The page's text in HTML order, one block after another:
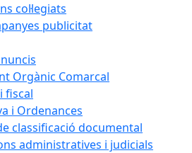
col·legiats
publicitat
Orgànic Comarcal
fiscal
i Ordenances
classificació documental
administratives i judicials